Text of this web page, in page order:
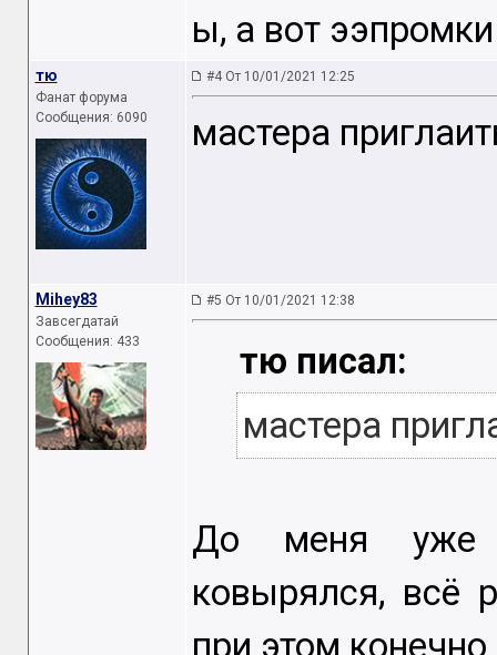
ы, а вот
тю
Фанат форума
Сообщения: 6090
#4 От 10/01/2021 12:25
мастера
Mihey83
Завсегдатай
Сообщения: 433
#5 От 10/01/2021 12:38
тю писал:
мастера
До меня уже
ковырялся, всё
при этом